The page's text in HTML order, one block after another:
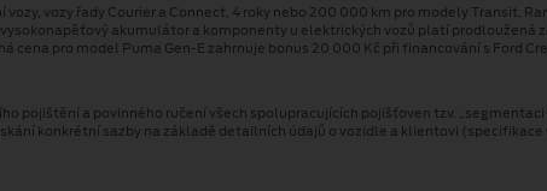
vozy řady Courier a Connect, 4 roky nebo 200 000 km pro modely Transit,
akumulátor a komponenty u elektrických vozů platí prodloužená
cena pro model Puma Gen⁠-⁠E zahrnuje bonus 20 000 Kč při financování s Ford
pojištění a povinného ručení všech spolupracujících pojišťoven tzv.
konkrétní sazby na základě detailních údajů o vozidle a klientovi